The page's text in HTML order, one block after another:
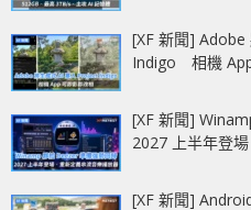
[XF 新聞]
Indigo 相機
[XF 新聞]
2027 上半年登
[XF 新聞]